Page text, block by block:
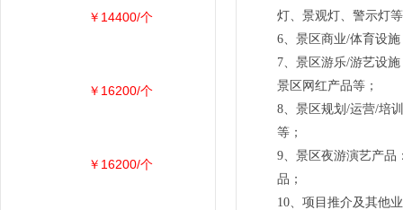
灯、景观灯、警示灯
6、景区商业/体育设
7、景区游乐/游艺设
景区网红产品等；
8、景区规划/运营/培
等；
9、景区夜游演艺产品
品；
10、项目推介及其他
￥14400/个
￥16200/个
￥16200/个